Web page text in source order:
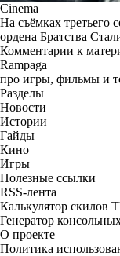
Cinema
На съёмках третьего
ордена Братства
Комментарии к
Rampaga
про игры, фильмы и
Разделы
Новости
Истории
Гайды
Кино
Игры
Полезные ссылки
RSS-лента
Калькулятор скилов
Генератор
О проекте
Политика